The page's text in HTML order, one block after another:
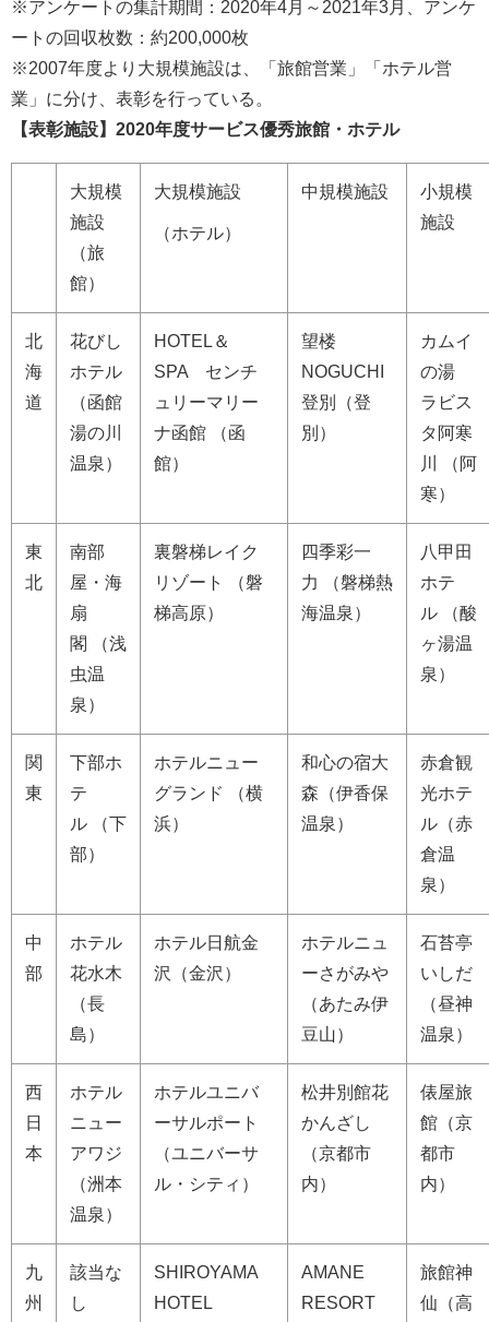
※アンケートの集計期間：2020年4月～2021年3月、アンケ
ートの回収枚数：約200,000枚
※2007年度より大規模施設は、「旅館営業」「ホテル営
業」に分け、表彰を行っている。
【表彰施設】2020年度サービス優秀旅館・ホテル
大規模
施設
（旅
館）
大規模施設
（ホテル）
中規模施設
小規模
施設
北
海
道
花びし
ホテル
（函館
湯の川
温泉）
HOTEL＆
SPA センチ
ュリーマリー
ナ函館 （函
館）
望楼
NOGUCHI
登別（登
別）
カムイ
の湯
ラビス
タ阿寒
川 （阿
寒）
東
北
南部
屋・海
扇
閣 （浅
虫温
泉）
裏磐梯レイク
リゾート （磐
梯高原）
四季彩一
力 （磐梯熱
海温泉）
八甲田
ホテ
ル （酸
ヶ湯温
泉）
関
東
下部ホ
テ
ル （下
部）
ホテルニュー
グランド （横
浜）
和心の宿大
森（伊香保
温泉）
赤倉観
光ホテ
ル（赤
倉温
泉）
中
部
ホテル
花水木
（長
島）
ホテル日航金
沢（金沢）
ホテルニュ
ーさがみや
（あたみ伊
豆山）
石苔亭
いしだ
（昼神
温泉）
西
日
本
ホテル
ニュー
アワジ
（洲本
温泉）
ホテルユニバ
ーサルポート
（ユニバーサ
ル・シティ）
松井別館花
かんざし
（京都市
内）
俵屋旅
館（京
都市
内）
九
州
該当な
し
SHIROYAMA
HOTEL
AMANE
RESORT
旅館神
仙（高